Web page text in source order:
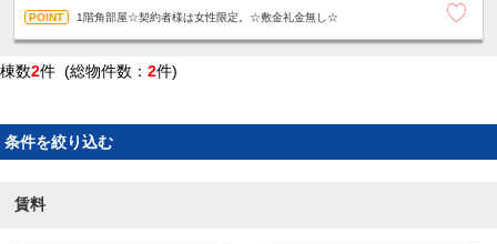
1階角部屋☆契約者様は女性限定。☆敷金礼金無し☆
棟数2件 (総物件数： 2件)
条件を絞り込む
賃料